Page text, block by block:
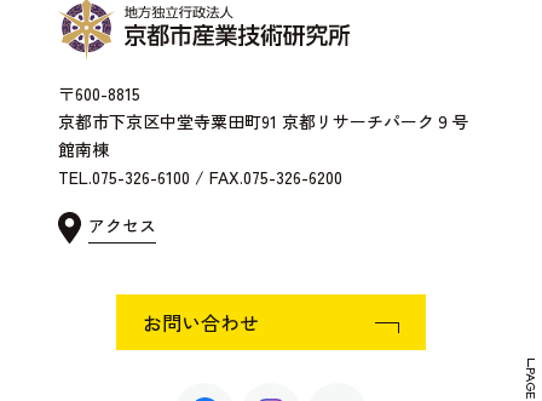
〒600-8815
京都市下京区中堂寺粟田町91 京都リサーチパーク９号
館南棟
TEL.075-326-6100 / FAX.075-326-6200
アクセス
お問い合わせ